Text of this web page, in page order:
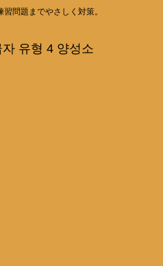
問題までやさしく対策。
유형 4 양성소